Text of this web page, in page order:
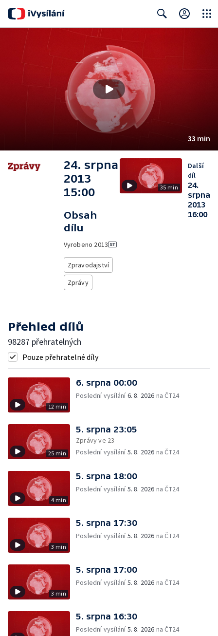
33 min
24. srpna
2013
15:00
Obsah
dílu
Vyrobeno 2013
Zpravodajství
Zprávy
35 min
Další
díl
24.
srpna
2013
16:00
Přehled dílů
98287 přehratelných
Pouze přehratelné díly
12 min
6. srpna 00:00
Poslední vysílání6. 8. 2026 na ČT24
25 min
5. srpna 23:05
Zprávy ve 23
Poslední vysílání5. 8. 2026 na ČT24
4 min
5. srpna 18:00
Poslední vysílání5. 8. 2026 na ČT24
3 min
5. srpna 17:30
Poslední vysílání5. 8. 2026 na ČT24
3 min
5. srpna 17:00
Poslední vysílání5. 8. 2026 na ČT24
5. srpna 16:30
Poslední vysílání5. 8. 2026 na ČT24